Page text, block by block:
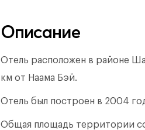
Описание
Отель расположен в районе
км от Наама Бэй.
Отель был построен в 2004
Общая площадь территории